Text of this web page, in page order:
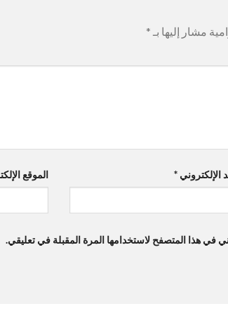
مشار إليها بـ *
الإلكتروني * الموقع
في هذا المتصفح لاستخدامها المرة المقبلة في تعليقي.